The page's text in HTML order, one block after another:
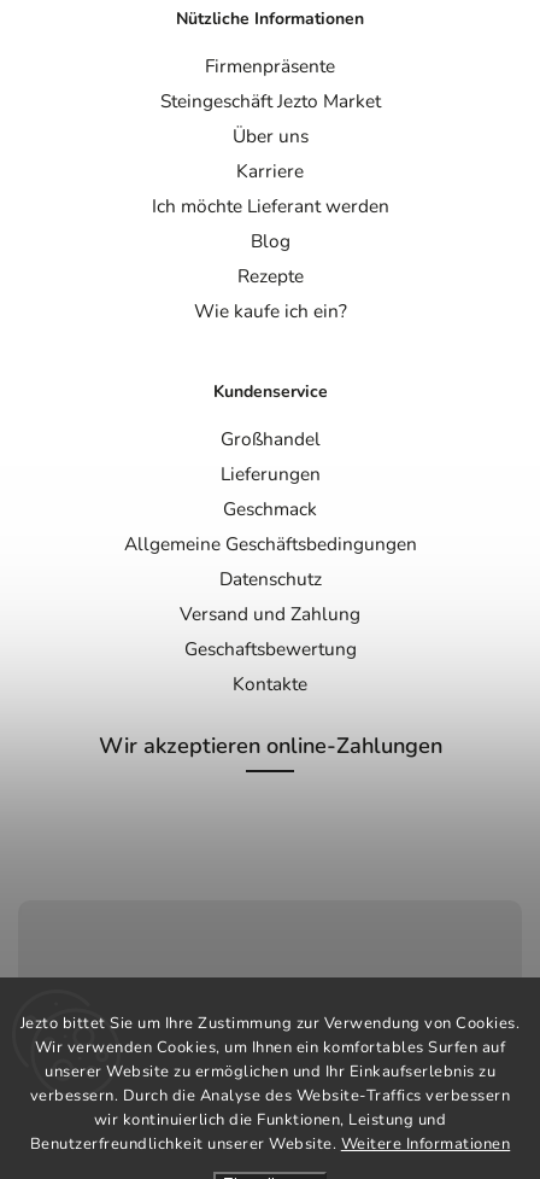
Jezto bittet Sie um Ihre Zustimmung zur Verwendung von Cookies.
Wir verwenden Cookies, um Ihnen ein komfortables Surfen auf
unserer Website zu ermöglichen und Ihr Einkaufserlebnis zu
verbessern. Durch die Analyse des Website-Traffics verbessern
wir kontinuierlich die Funktionen, Leistung und
Benutzerfreundlichkeit unserer Website. Weitere Informationen
+420 603 248 457
info@jeztomarket.cz
Nützliche Informationen
Firmenpräsente
Steingeschäft Jezto Market
Über uns
Karriere
Ich möchte Lieferant werden
Blog
Rezepte
Wie kaufe ich ein?
Kundenservice
Großhandel
Lieferungen
Geschmack
Allgemeine Geschäftsbedingungen
Datenschutz
Versand und Zahlung
Geschaftsbewertung
Kontakte
Wir akzeptieren online-Zahlungen